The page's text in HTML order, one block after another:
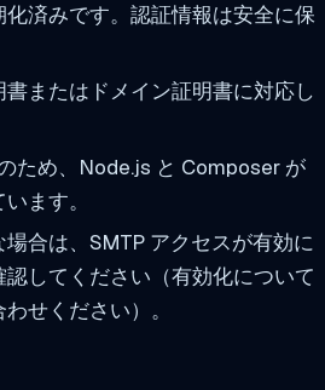
済みです。認証情報は安全に保
またはドメイン証明書に対応し
ため、Node.js と Composer が
ます。
合は、SMTP アクセスが有効に
してください（有効化について
せください）。